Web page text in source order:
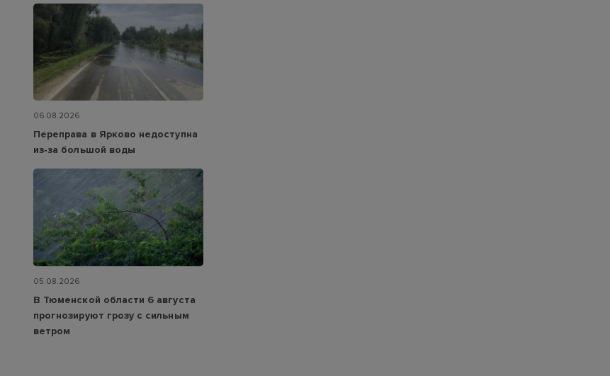
06.08.2026
Переправа в Ярково недоступна
из‑за большой воды
05.08.2026
В Тюменской области 6 августа
прогнозируют грозу с сильным
ветром